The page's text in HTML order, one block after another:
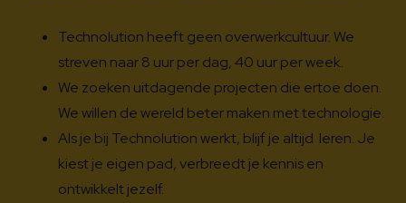
Technolution heeft geen overwerkcultuur. We
streven naar 8 uur per dag, 40 uur per week.
We zoeken uitdagende projecten die ertoe doen.
We willen de wereld beter maken met technologie.
Als je bij Technolution werkt, blijf je altijd leren. Je
kiest je eigen pad, verbreedt je kennis en
ontwikkelt jezelf.